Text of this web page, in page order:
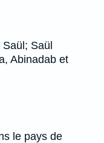
Saül
Abinadab et
le pays de